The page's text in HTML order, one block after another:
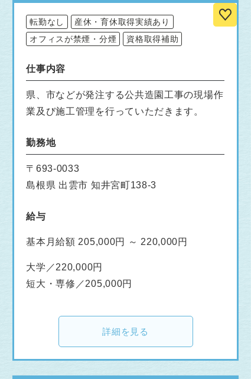
転勤なし
産休・育休取得実績あり
オフィスが禁煙・分煙
資格取得補助
仕事内容
県、市などが発注する公共造園工事の現場作
業及び施工管理を行っていただきます。
勤務地
〒693-0033
島根県 出雲市 知井宮町138-3
給与
基本月給額 205,000円 ～ 220,000円
大学／220,000円
短大・専修／205,000円
詳細を見る